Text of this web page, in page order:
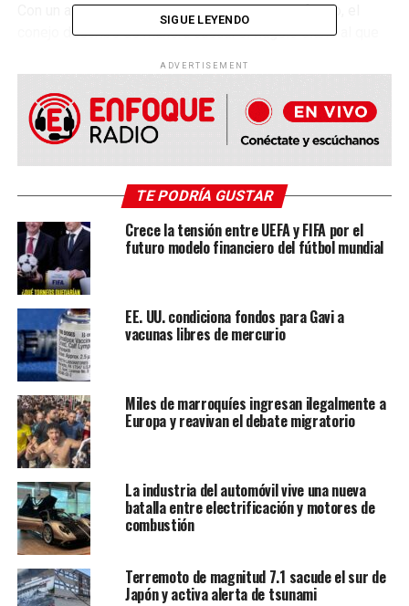
Con un apartamento anodino y gris como trasfondo, el
conejo describe de manera casual el flagelo diario al que
sordo de mi oreja derecha también. En realidad, solo
escucho un pitido agudo. ¿Bastante molesto, no?”,
dice luego de emularlo.
El personaje luego describe otras consecuencias que las
pruebas han dejado en su cuerpo, pero busca mostrarse
resiliente dado que “los humanos son superiores a los
animales” y el propósito de los conejos es ser
funcionales a sus deseos.
Pero el mensaje también transmite resignación. “Mi padre,
mi madre y mis hermanos, todos han sido conejos de
prueba. Y todos murieron haciendo su trabajo, como lo haré
nos hace felices”, asegura, antes de dar un largo suspiro.
SIGUE LEYENDO
ADVERTISEMENT
TE PODRÍA GUSTAR
Crece la tensión entre UEFA y FIFA por el
futuro modelo financiero del fútbol mundial
EE. UU. condiciona fondos para Gavi a
vacunas libres de mercurio
Miles de marroquíes ingresan ilegalmente a
Europa y reavivan el debate migratorio
La industria del automóvil vive una nueva
batalla entre electrificación y motores de
combustión
Terremoto de magnitud 7.1 sacude el sur de
Japón y activa alerta de tsunami